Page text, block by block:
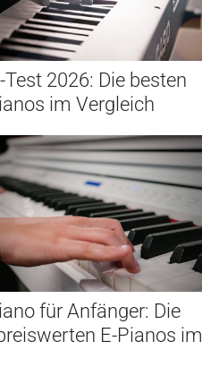
Test 2026: Die besten
im Vergleich
für Anfänger: Die
E-Pianos im